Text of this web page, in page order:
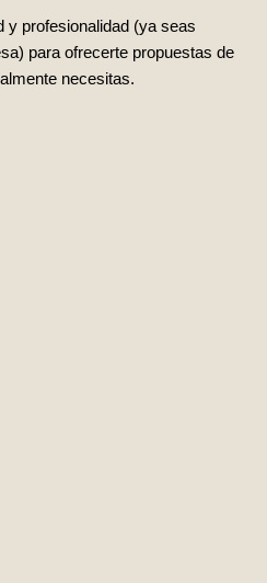
y profesionalidad (ya seas
para ofrecerte propuestas de
necesitas.